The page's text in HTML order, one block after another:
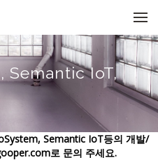
Semantic IoT,
Semantic IoT등의 개발/
로 문의 주세요.